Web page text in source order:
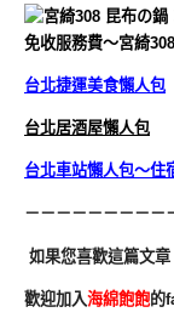
台北捷運美食懶人包
台北居酒屋懶人包
台北車站懶人包～住
－－－－－－－－－
如果您喜歡這篇文章
歡迎加入海綿飽飽的